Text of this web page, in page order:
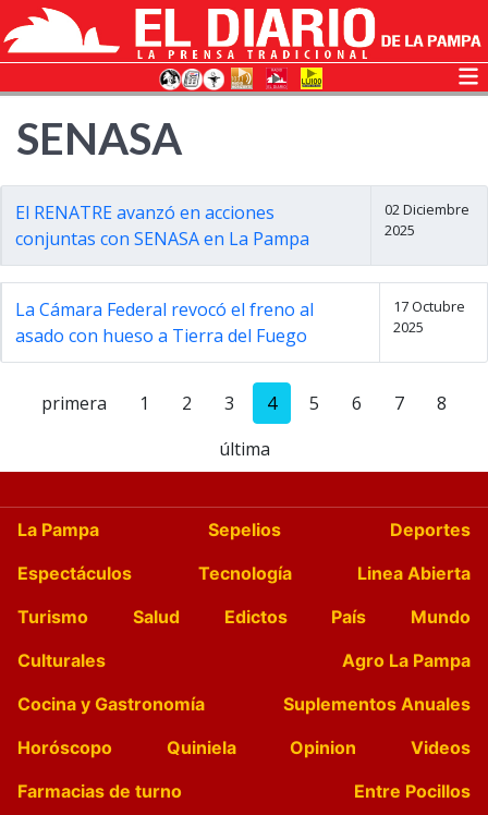
SENASA
El RENATRE avanzó en acciones
conjuntas con SENASA en La Pampa
02 Diciembre
2025
La Cámara Federal revocó el freno al
asado con hueso a Tierra del Fuego
17 Octubre
2025
primera 1 2 3 4 5 6 7
8
última
La Pampa Sepelios
Deportes
Espectáculos
Tecnología
Linea Abierta
Turismo
Salud Edictos País
Mundo
Culturales
Agro La Pampa
Cocina y Gastronomía
Suplementos Anuales
Horóscopo
Quiniela Opinion
Videos
Farmacias de turno
Entre Pocillos